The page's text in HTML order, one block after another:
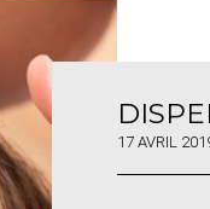
17 AVRIL